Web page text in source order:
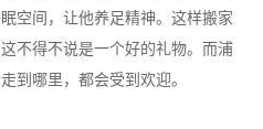
空间，让他养足精神。这样搬家
不得不说是一个好的礼物。而浦
到哪里，都会受到欢迎。